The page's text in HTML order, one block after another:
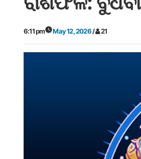
6:11 pm May 12, 2026/ 21